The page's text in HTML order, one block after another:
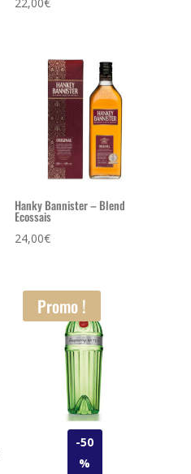
Hanky Bannister – Blend
Ecossais
24,00€
Promo !
-50
%